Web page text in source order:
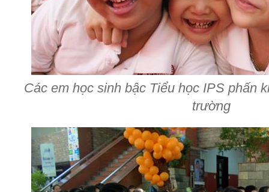
Các em học sinh bậc Tiểu học IPS phấn
trường